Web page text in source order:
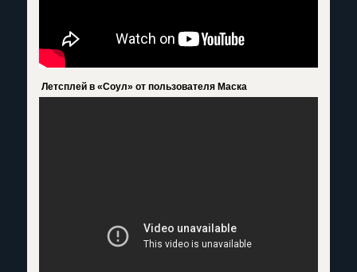
Летсплей в «Соул» от пользователя Маска